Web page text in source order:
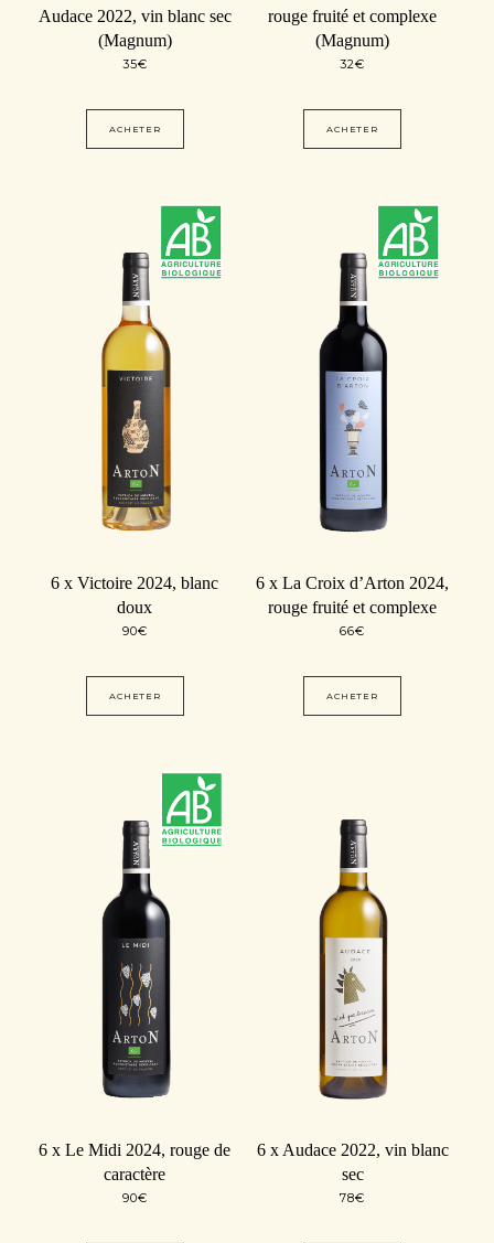
Audace 2022, vin blanc sec
(Magnum)
35€
ACHETER
rouge fruité et complexe
(Magnum)
32€
ACHETER
6 x Victoire 2024, blanc
doux
90€
ACHETER
6 x La Croix d’Arton 2024,
rouge fruité et complexe
66€
ACHETER
6 x Le Midi 2024, rouge de
caractère
90€
6 x Audace 2022, vin blanc
sec
78€